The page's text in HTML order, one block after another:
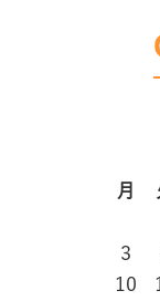
月
3
10